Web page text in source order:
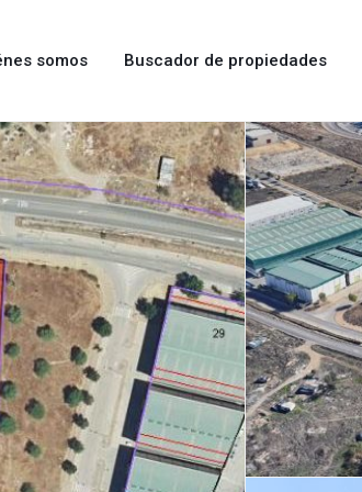
somos Buscador de propiedades